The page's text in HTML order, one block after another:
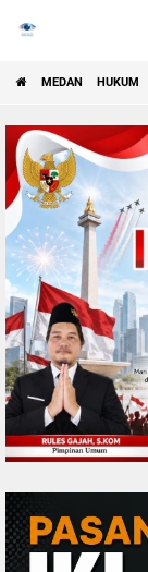
MEDAN HUKUM